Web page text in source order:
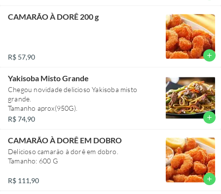
CAMARÃO À DORÊ 200 g
R$ 57,90 add
Yakisoba Misto Grande
Chegou novidade delicioso Yakisoba misto
grande.
Tamanho aprox(950G).
R$ 74,90
add
CAMARÃO À DORÊ EM DOBRO
Delicioso camarão à dorê em dobro.
Tamanho: 600 G
R$ 111,90 add